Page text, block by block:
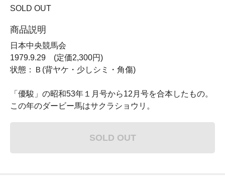
SOLD OUT
商品説明
日本中央競馬会
1979.9.29 (定価2,300円)
状態：Ｂ(背ヤケ・少しシミ・角傷)
「優駿」の昭和53年１月号から12月号を合本したもの。
この年のダービー馬はサクラショウリ。
SOLD OUT